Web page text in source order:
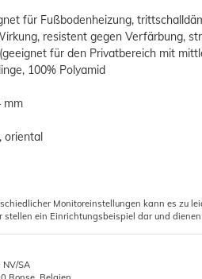
für Fußbodenheizung,
resistent gegen Verfärbung,
für den Privatbereich mit
100% Polyamid
mm
oriental
Monitoreinstellungen kann es zu
stellen ein Einrichtungsbeispiel dar und
NV/SA